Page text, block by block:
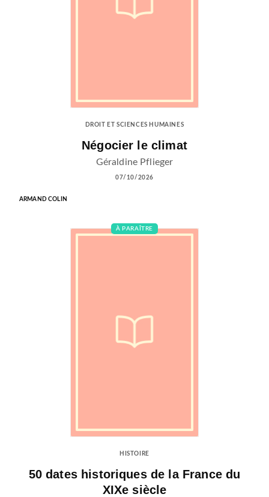
DROIT ET SCIENCES HUMAINES
Négocier le climat
Géraldine Pflieger
07/10/2026
ARMAND COLIN
À PARAÎTRE
HISTOIRE
50 dates historiques de la France du
XIXe siècle